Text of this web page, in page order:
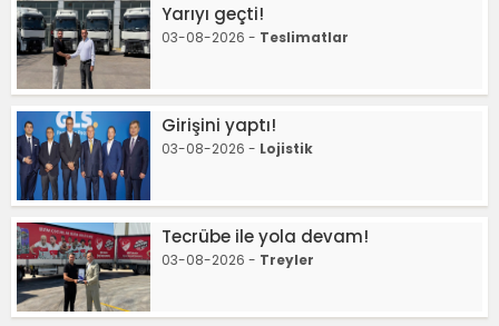
Yarıyı geçti!
03-08-2026 - Teslimatlar
Girişini yaptı!
03-08-2026 - Lojistik
Tecrübe ile yola devam!
03-08-2026 - Treyler